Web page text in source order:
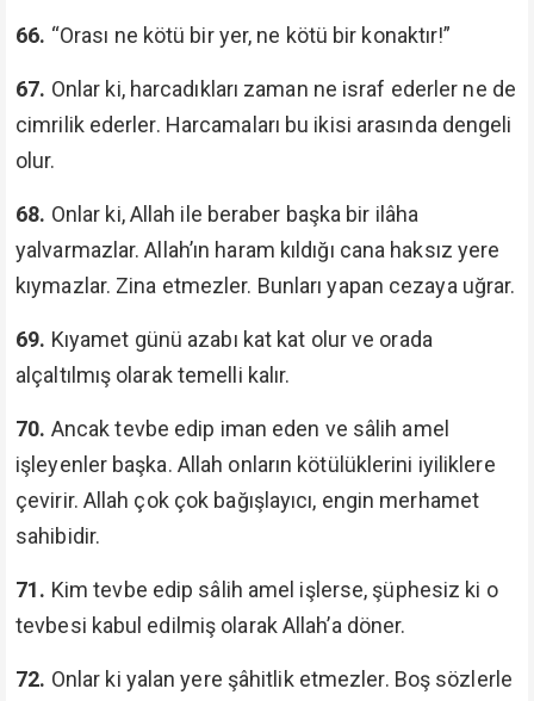
66. “Orası ne kötü bir yer, ne kötü bir konaktır!”
67. Onlar ki, harcadıkları zaman ne israf ederler ne de
cimrilik ederler. Harcamaları bu ikisi arasında dengeli
olur.
68. Onlar ki, Allah ile beraber başka bir ilâha
yalvarmazlar. Allah’ın haram kıldığı cana haksız yere
kıymazlar. Zina etmezler. Bunları yapan cezaya uğrar.
69. Kıyamet günü azabı kat kat olur ve orada
alçaltılmış olarak temelli kalır.
70. Ancak tevbe edip iman eden ve sâlih amel
işleyenler başka. Allah onların kötülüklerini iyiliklere
çevirir. Allah çok çok bağışlayıcı, engin merhamet
sahibidir.
71. Kim tevbe edip sâlih amel işlerse, şüphesiz ki o
tevbesi kabul edilmiş olarak Allah’a döner.
72. Onlar ki yalan yere şâhitlik etmezler. Boş sözlerle